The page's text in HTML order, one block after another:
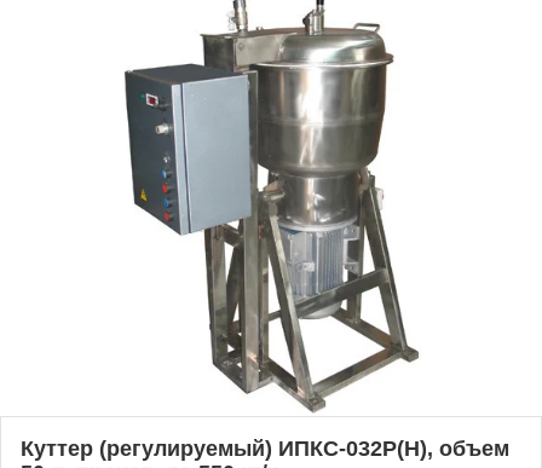
Куттер (регулируемый) ИПКС-032Р(Н), объем